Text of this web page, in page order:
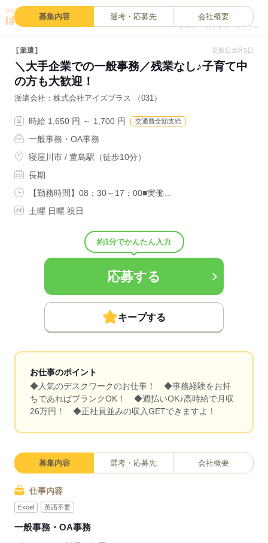
キープ ログイン メニュー
募集内容 選考・応募先 会社概要
派遣 更新日:8月5日
＼大手企業での一般事務／残業なし♪子育て中
の方も大歓迎！
派遣会社 株式会社アイズプラス （031）
時給 1,650 円 ～ 1,700 円 交通費全額支給
一般事務・OA事務
寝屋川市 / 萱島駅（徒歩10分）
長期
【勤務時間】08：30～17：00■実働…
土曜 日曜 祝日
約1分でかんたん入力
応募する
キープする
お仕事のポイント
◆人気のデスクワークのお仕事！ ◆事務経験をお持
ちであればブランクOK！ ◆週払いOK♪高時給で月収
26万円！ ◆正社員並みの収入GETできますよ！
募集内容 選考・応募先 会社概要
仕事内容
Excel 英語不要
一般事務・OA事務